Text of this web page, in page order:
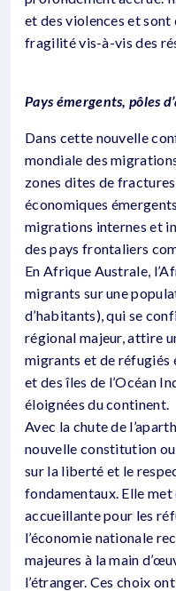
et des violences et sont
fragilité vis-à-vis des
Pays émergents, pôles
Dans cette nouvelle
mondiale des
zones dites de
économiques
migrations internes et
des pays frontaliers
En Afrique Australe,
migrants sur une
d’habitants), qui se
régional majeur, attire
migrants et de réfugiés
et des îles de l’Océan
éloignées du continent.
Avec la chute de
nouvelle constitution
sur la liberté et le
fondamentaux. Elle
accueillante pour les
l’économie nationale
majeures à la main
l’étranger. Ces choix